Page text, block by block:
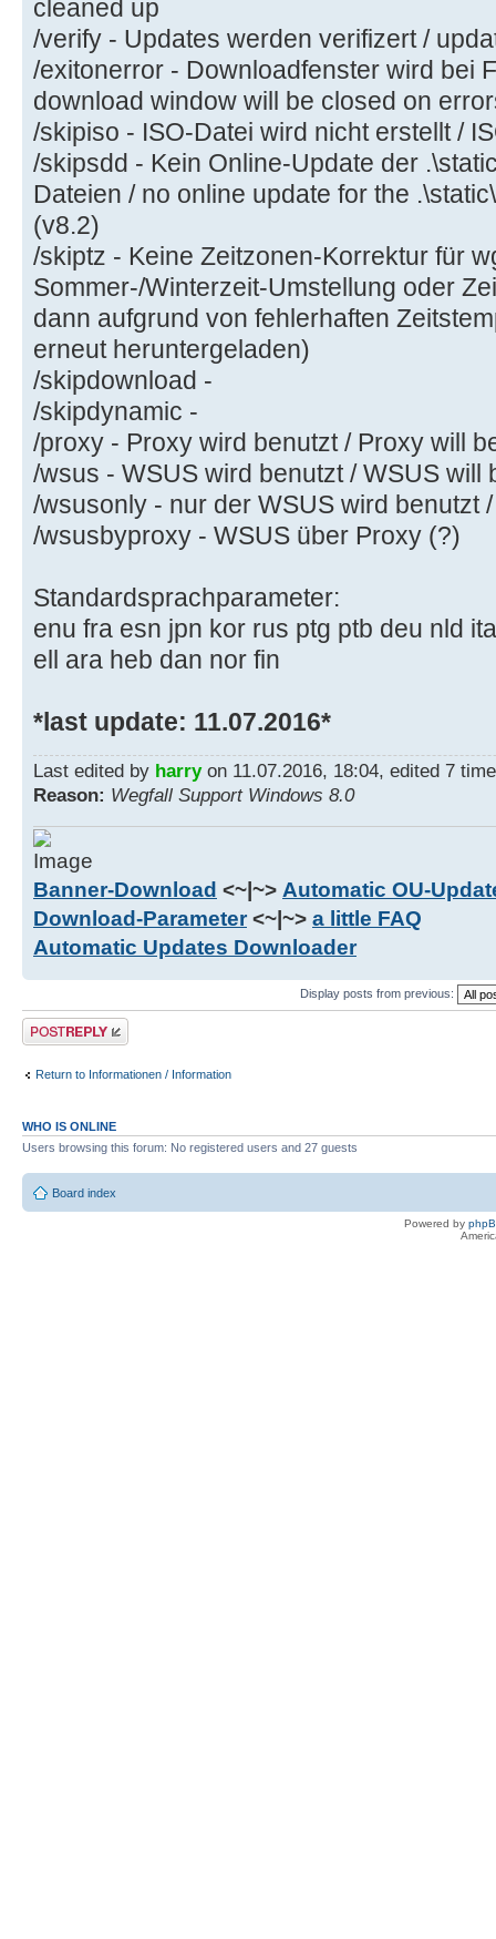
cleaned up
/verify - Updates werden verifizert /
/exitonerror - Downloadfenster wird bei
download window will be closed on
/skipiso - ISO-Datei wird nicht erstellt /
/skipsdd - Kein Online-Update der
Dateien / no online update for the
(v8.2)
/skiptz - Keine Zeitzonen-Korrektur für
Sommer-/Winterzeit-Umstellung oder
dann aufgrund von fehlerhaften
erneut heruntergeladen)
/skipdownload -
/skipdynamic -
/proxy - Proxy wird benutzt / Proxy will
/wsus - WSUS wird benutzt / WSUS will
/wsusonly - nur der WSUS wird benutzt
/wsusbyproxy - WSUS über Proxy (?)
Standardsprachparameter:
enu fra esn jpn kor rus ptg ptb deu nld
ell ara heb dan nor fin
*last update: 11.07.2016*
Last edited by harryon 11.07.2016, 18:04, edited 7
Reason: Wegfall Support Windows 8.0
Banner-Download <~|~> Automatic OU-
Download-Parameter<~|~> a little FAQ
Automatic Updates Downloader
Display posts from previous:
Post a reply
Return to Informationen / Information
WHO IS ONLINE
Users browsing this forum: No registered users and 27 guests
Board index
Powered by